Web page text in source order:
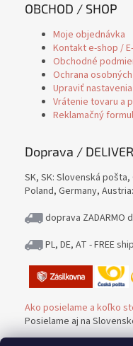
OBCHOD / SHOP
Moje objednávka
Kontakt e-shop /
Obchodné
Ochrana
Upraviť
Vrátenie tovaru a
Reklamačný
Doprava /
SK, SK: Slovenská pošta,
Poland, Germany,
doprava ZADARMO
PL, DE, AT - FREE
Ako posielame a koľko
Posielame aj na